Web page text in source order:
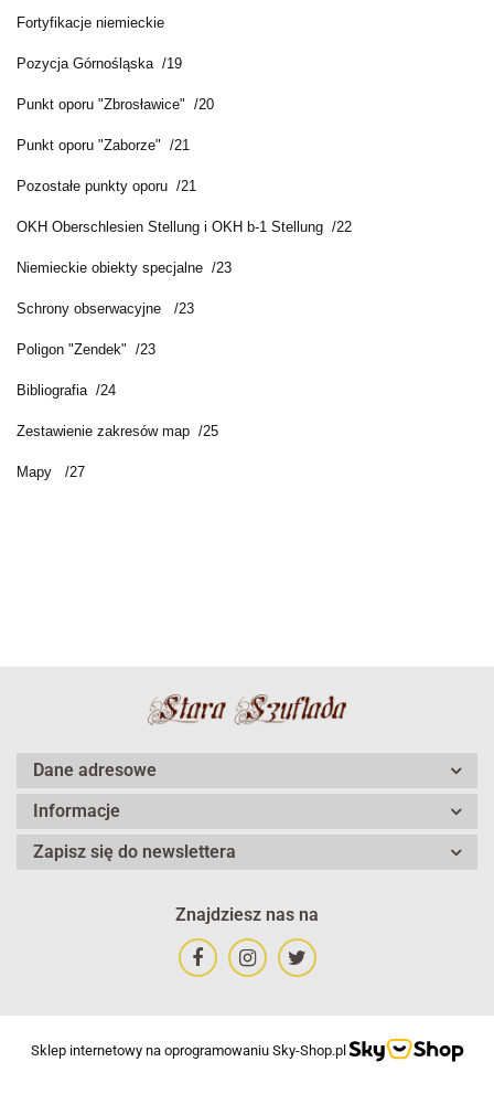
Fortyfikacje niemieckie
Pozycja Górnośląska /19
Punkt oporu "Zbrosławice" /20
Punkt oporu "Zaborze" /21
Pozostałe punkty oporu /21
OKH Oberschlesien Stellung i OKH b-1 Stellung /22
Niemieckie obiekty specjalne /23
Schrony obserwacyjne /23
Poligon "Zendek" /23
Bibliografia /24
Zestawienie zakresów map /25
Mapy /27
Dane adresowe
Informacje
Zapisz się do newslettera
Znajdziesz nas na
Sklep internetowy na oprogramowaniu Sky-Shop.pl